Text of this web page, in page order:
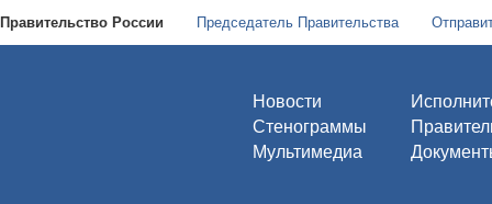
Правительство России Председатель Правительства
Новости
Стенограммы
Мультимедиа